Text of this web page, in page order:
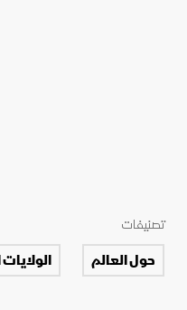
تصنيفات
حول العالم